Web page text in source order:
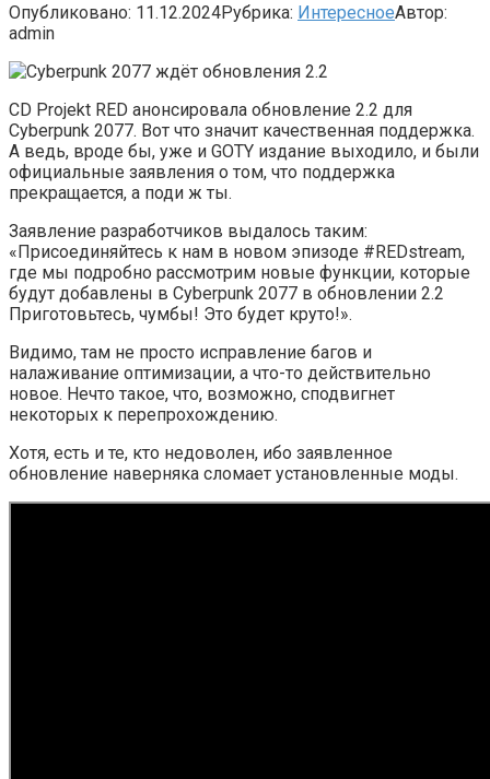
Опубликовано: 11.12.2024Рубрика: ИнтересноеАвтор:
admin
CD Projekt RED анонсировала обновление 2.2 для
Cyberpunk 2077. Вот что значит качественная поддержка.
А ведь, вроде бы, уже и GOTY издание выходило, и были
официальные заявления о том, что поддержка
прекращается, а поди ж ты.
Заявление разработчиков выдалось таким:
«Присоединяйтесь к нам в новом эпизоде #REDstream,
где мы подробно рассмотрим новые функции, которые
будут добавлены в Cyberpunk 2077 в обновлении 2.2
Приготовьтесь, чумбы! Это будет круто!».
Видимо, там не просто исправление багов и
налаживание оптимизации, а что-то действительно
новое. Нечто такое, что, возможно, сподвигнет
некоторых к перепрохождению.
Хотя, есть и те, кто недоволен, ибо заявленное
обновление наверняка сломает установленные моды.